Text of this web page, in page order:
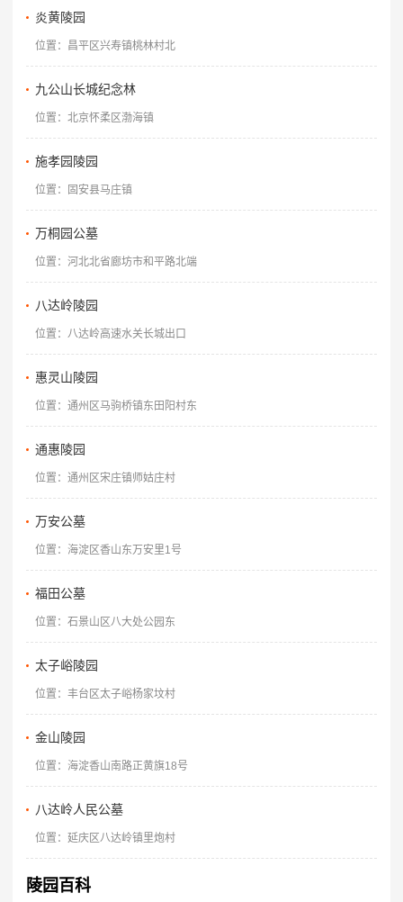
炎黄陵园
位置：昌平区兴寿镇桃林村北
九公山长城纪念林
位置：北京怀柔区渤海镇
施孝园陵园
位置：固安县马庄镇
万桐园公墓
位置：河北北省廊坊市和平路北端
八达岭陵园
位置：八达岭高速水关长城出口
惠灵山陵园
位置：通州区马驹桥镇东田阳村东
通惠陵园
位置：通州区宋庄镇师姑庄村
万安公墓
位置：海淀区香山东万安里1号
福田公墓
位置：石景山区八大处公园东
太子峪陵园
位置：丰台区太子峪杨家坟村
金山陵园
位置：海淀香山南路正黄旗18号
八达岭人民公墓
位置：延庆区八达岭镇里炮村
陵园百科